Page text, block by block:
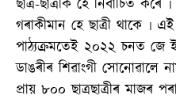
ছাত্ৰ-ছাত্ৰীক হে নিৰ্বাচিত
গৰাকীমান হে ছাত্ৰী থাকে
পাঠ্যক্ৰমতেই ২০২২ চনত জে ই
ডাঙৰীৰ শিৱাংগী সোনোৱালে
প্ৰায় ৮০০ ছাত্ৰছাত্ৰীৰ মাজৰ